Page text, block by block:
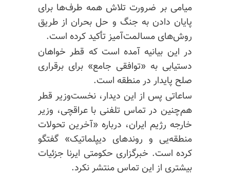
میامی بر ضرورت تلاش همه طرف‌ها برای
پایان دادن به جنگ و حل بحران از طریق
روش‌های مسالمت‌آمیز تأکید کرده است.
در این بیانیه آمده است که قطر خواهان
دستیابی به «توافقی جامع» برای برقراری
صلح پایدار در منطقه است.
ساعاتی پس از این دیدار، نخست‌وزیر قطر
هم‌چنین در تماس تلفنی با عراقچی، وزیر
خارجه رژیم ایران، درباره «آخرین تحولات
منطقه‌یی و روندهای دیپلماتیک» گفتگو
کرده است. خبرگزاری حکومتی ایرنا جزئیات
بیشتری از این تماس منتشر نکرد.